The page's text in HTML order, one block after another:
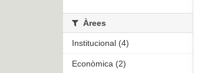
Àrees
Institucional (4)
Econòmica (2)